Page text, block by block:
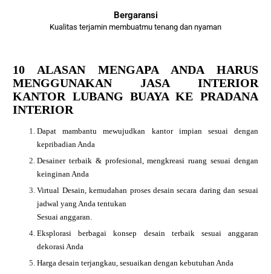
Bergaransi
Kualitas terjamin membuatmu tenang dan nyaman
10 ALASAN MENGAPA ANDA HARUS
MENGGUNAKAN JASA INTERIOR
KANTOR LUBANG BUAYA KE PRADANA
INTERIOR
Dapat mambantu mewujudkan kantor impian sesuai dengan
kepribadian Anda
Desainer terbaik & profesional, mengkreasi ruang sesuai dengan
keinginan Anda
Virtual Desain, kemudahan proses desain secara daring dan sesuai
jadwal yang Anda tentukan
Sesuai anggaran.
Eksplorasi berbagai konsep desain terbaik sesuai anggaran
dekorasi Anda
Harga desain terjangkau, sesuaikan dengan kebutuhan Anda